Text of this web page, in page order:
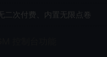
二次付费、内置无限点卷